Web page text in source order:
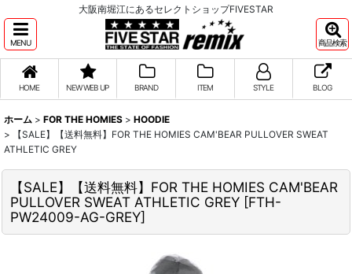
大阪南堀江にあるセレクトショップFIVESTAR
MENU 商品検索
HOME NEW WEB UP BRAND ITEM STYLE BLOG
ホーム > FOR THE HOMIES > HOODIE
>
【SALE】【送料無料】FOR THE HOMIES CAM'BEAR PULLOVER SWEAT
ATHLETIC GREY
【SALE】【送料無料】FOR THE HOMIES CAM'BEAR
PULLOVER SWEAT ATHLETIC GREY [FTH-
PW24009-AG-GREY]